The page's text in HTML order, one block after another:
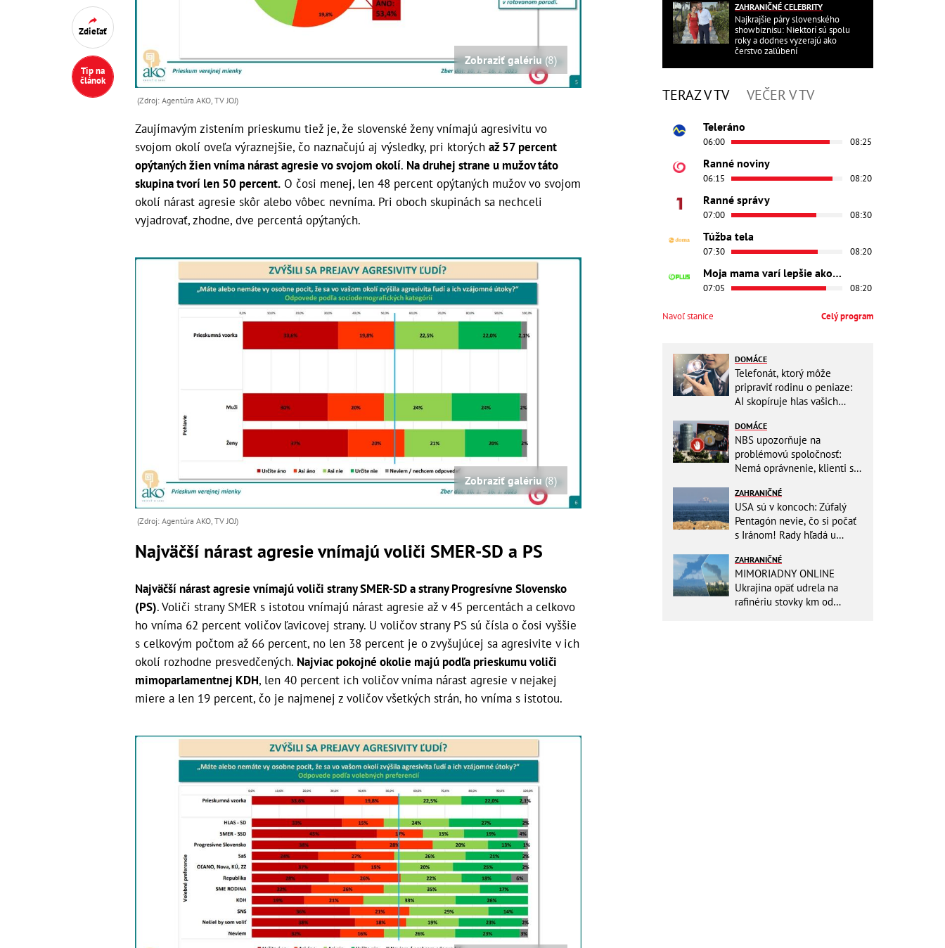
Zdieľať
Tip na
článok
Zobraziť galériu(8)
(Zdroj: Agentúra AKO, TV JOJ)
Zaujímavým zistením prieskumu tiež je, že slovenské ženy vnímajú agresivitu vo
svojom okolí oveľa výraznejšie, čo naznačujú aj výsledky, pri ktorých až 57 percent
opýtaných žien vníma nárast agresie vo svojom okolí. Na druhej strane u mužov táto
skupina tvorí len 50 percent. O čosi menej, len 48 percent opýtaných mužov vo svojom
okolí nárast agresie skôr alebo vôbec nevníma. Pri oboch skupinách sa nechceli
vyjadrovať, zhodne, dve percentá opýtaných.
Zobraziť galériu(8)
(Zdroj: Agentúra AKO, TV JOJ)
Najväčší nárast agresie vnímajú voliči SMER-SD a PS
Najväčší nárast agresie vnímajú voliči strany SMER-SD a strany Progresívne Slovensko
(PS). Voliči strany SMER s istotou vnímajú nárast agresie až v 45 percentách a celkovo
ho vníma 62 percent voličov ľavicovej strany. U voličov strany PS sú čísla o čosi vyššie
s celkovým počtom až 66 percent, no len 38 percent je o zvyšujúcej sa agresivite v ich
okolí rozhodne presvedčených. Najviac pokojné okolie majú podľa prieskumu voliči
mimoparlamentnej KDH, len 40 percent ich voličov vníma nárast agresie v nejakej
miere a len 19 percent, čo je najmenej z voličov všetkých strán, ho vníma s istotou.
ZAHRANIČNÉ CELEBRITY
Najkrajšie páry slovenského
showbiznisu: Niektorí sú spolu
roky a dodnes vyzerajú ako
čerstvo zaľúbení
TERAZ V TV VEČER V TV
Teleráno
06:00 08:25
Ranné noviny
06:15 08:20
Ranné správy
07:00 08:30
Túžba tela
07:30 08:20
Moja mama varí lepšie ako tvoja
07:05 08:20
Navoľ stanice Celý program
DOMÁCE
Telefonát, ktorý môže
pripraviť rodinu o peniaze:
AI skopíruje hlas vašich
jednoduchý trik
DOMÁCE
NBS upozorňuje na
problémovú spoločnosť:
Nemá oprávnenie, klienti sa
ZAHRANIČNÉ
USA sú v koncoch: Zúfalý
Pentagón nevie, čo si počať
s Iránom! Rady hľadá u
ZAHRANIČNÉ
MIMORIADNY ONLINE
Ukrajina opäť udrela na
rafinériu stovky km od